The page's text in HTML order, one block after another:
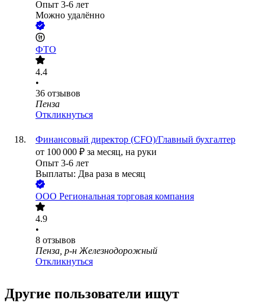
Опыт 3-6 лет
Можно удалённо
ФТО
4.4
•
36 отзывов
Пенза
Откликнуться
Финансовый директор (CFO)/Главный бухгалтер
от 100 000 ₽ за месяц, на руки
Опыт 3-6 лет
Выплаты: Два раза в месяц
ООО Региональная торговая компания
4.9
•
8 отзывов
Пенза, р-н Железнодорожный
Откликнуться
Другие пользователи ищут